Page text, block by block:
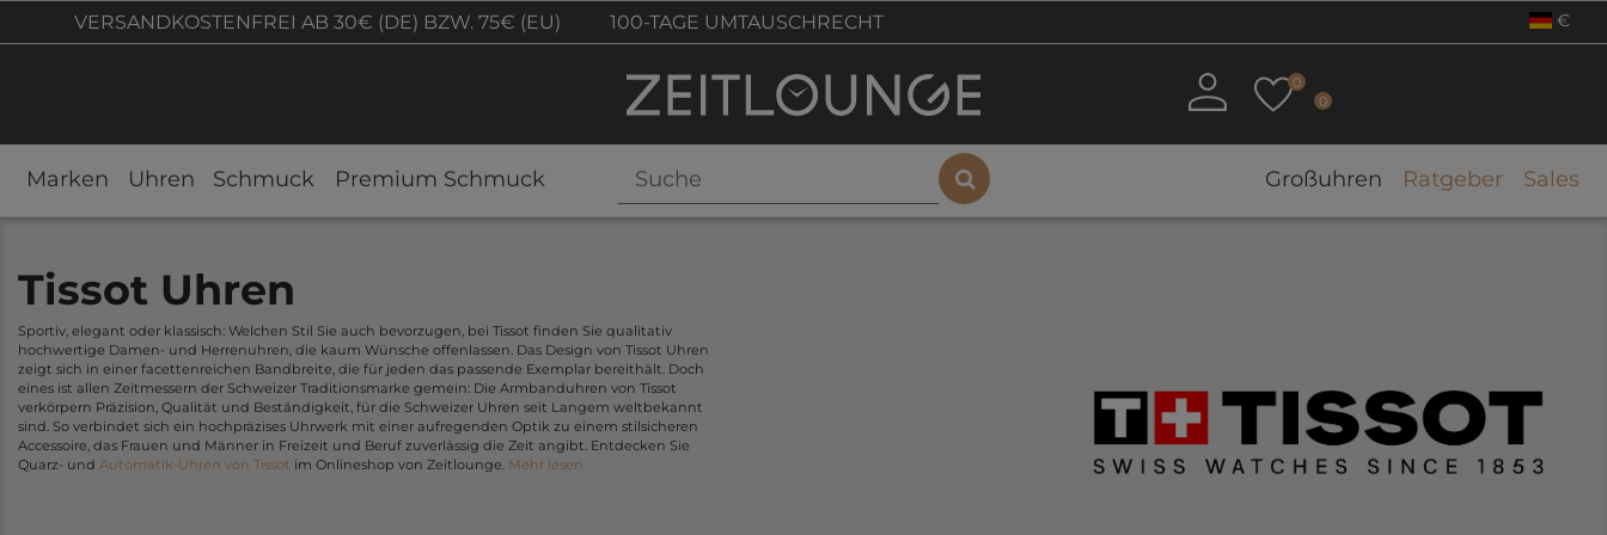
VERSANDKOSTENFREI AB 30€ (DE) BZW. 75€ (EU) 100-TAGE UMTAUSCHRECHT €
0
0
Marken Uhren Schmuck Premium Schmuck Großuhren Ratgeber Sales
Tissot Uhren
Sportiv, elegant oder klassisch: Welchen Stil Sie auch bevorzugen, bei Tissot finden Sie qualitativ
hochwertige Damen- und Herrenuhren, die kaum Wünsche offenlassen. Das Design von Tissot Uhren
zeigt sich in einer facettenreichen Bandbreite, die für jeden das passende Exemplar bereithält. Doch
eines ist allen Zeitmessern der Schweizer Traditionsmarke gemein: Die Armbanduhren von Tissot
verkörpern Präzision, Qualität und Beständigkeit, für die Schweizer Uhren seit Langem weltbekannt
sind. So verbindet sich ein hochpräzises Uhrwerk mit einer aufregenden Optik zu einem stilsicheren
Accessoire, das Frauen und Männer in Freizeit und Beruf zuverlässig die Zeit angibt. Entdecken Sie
Quarz- und Automatik-Uhren von Tissot im Onlineshop von Zeitlounge. Mehr lesen